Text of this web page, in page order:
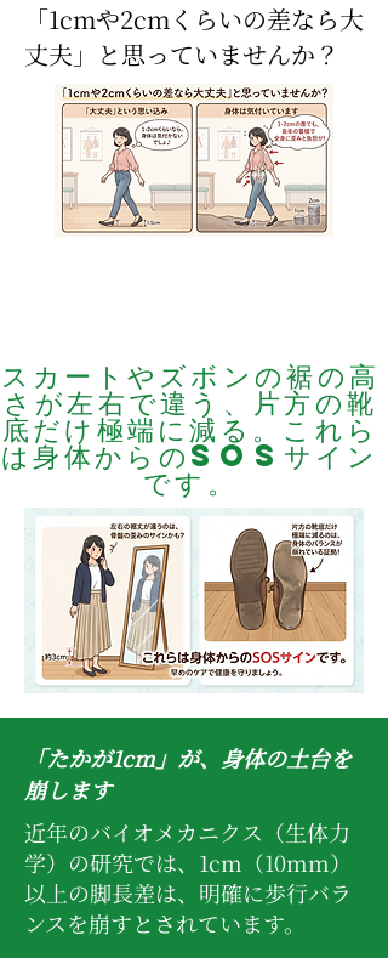
「1cmや2cmくらいの差なら大
丈夫 」と思っていませんか？
スカートやズボンの裾の高
さが左右で違う、片方の靴
底だけ極端に減る。これら
は身体からのSOSサイン
です。
「たかが1cm」が、身体の土台を
崩します
近年のバイオメカニクス（生体力
学）の研究では、1cm（10mm）
以上の脚長差は、明確に歩行バラ
ンスを崩すとされています。